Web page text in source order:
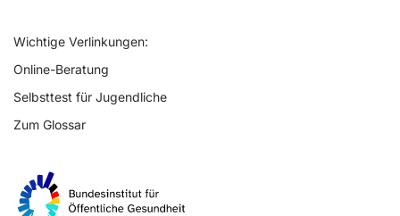
Wichtige Verlinkungen:
Online-Beratung
Selbsttest für Jugendliche
Zum Glossar